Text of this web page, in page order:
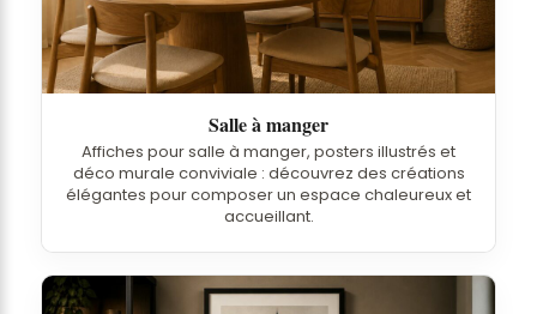
Salle à manger
Affiches pour salle à manger, posters illustrés et
déco murale conviviale : découvrez des créations
élégantes pour composer un espace chaleureux et
accueillant.